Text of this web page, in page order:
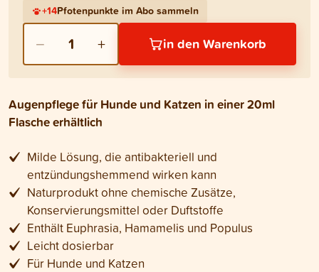
+14Pfotenpunkte im Abo sammeln
− 1 + in den Warenkorb
Augenpflege für Hunde und Katzen in einer 20ml
Flasche erhältlich
Milde Lösung, die antibakteriell und
entzündungshemmend wirken kann
Naturprodukt ohne chemische Zusätze,
Konservierungsmittel oder Duftstoffe
Enthält Euphrasia, Hamamelis und Populus
Leicht dosierbar
Für Hunde und Katzen